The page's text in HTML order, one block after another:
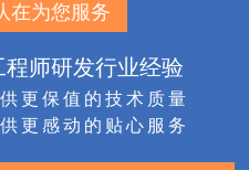
在为您服务
程师研发行业经验
更保值的技术质量
更感动的贴心服务